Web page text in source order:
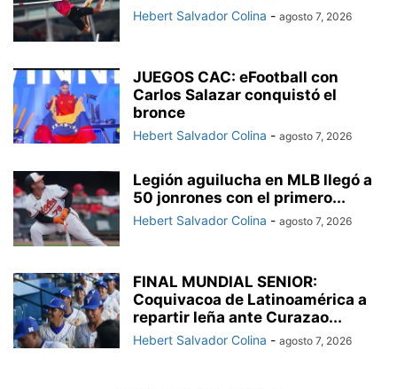
Hebert Salvador Colina - agosto 7, 2026
JUEGOS CAC: eFootball con
Carlos Salazar conquistó el
bronce
Hebert Salvador Colina - agosto 7, 2026
Legión aguilucha en MLB llegó a
50 jonrones con el primero...
Hebert Salvador Colina - agosto 7, 2026
FINAL MUNDIAL SENIOR:
Coquivacoa de Latinoamérica a
repartir leña ante Curazao...
Hebert Salvador Colina - agosto 7, 2026